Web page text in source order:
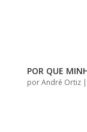
POR QUE
porAndré Ortiz|